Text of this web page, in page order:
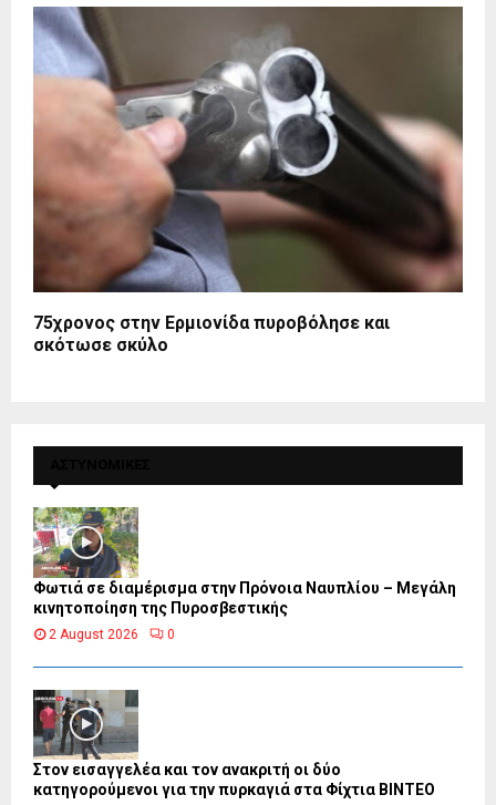
75χρονος στην Ερμιονίδα πυροβόλησε και
σκότωσε σκύλο
Φωτιά σε διαμέρισμα στην Πρόνοια Ναυπλίου – Μεγάλη
κινητοποίηση της Πυροσβεστικής
2 August 2026 0
Στον εισαγγελέα και τον ανακριτή οι δύο
κατηγορούμενοι για την πυρκαγιά στα Φίχτια ΒΙΝΤΕΟ